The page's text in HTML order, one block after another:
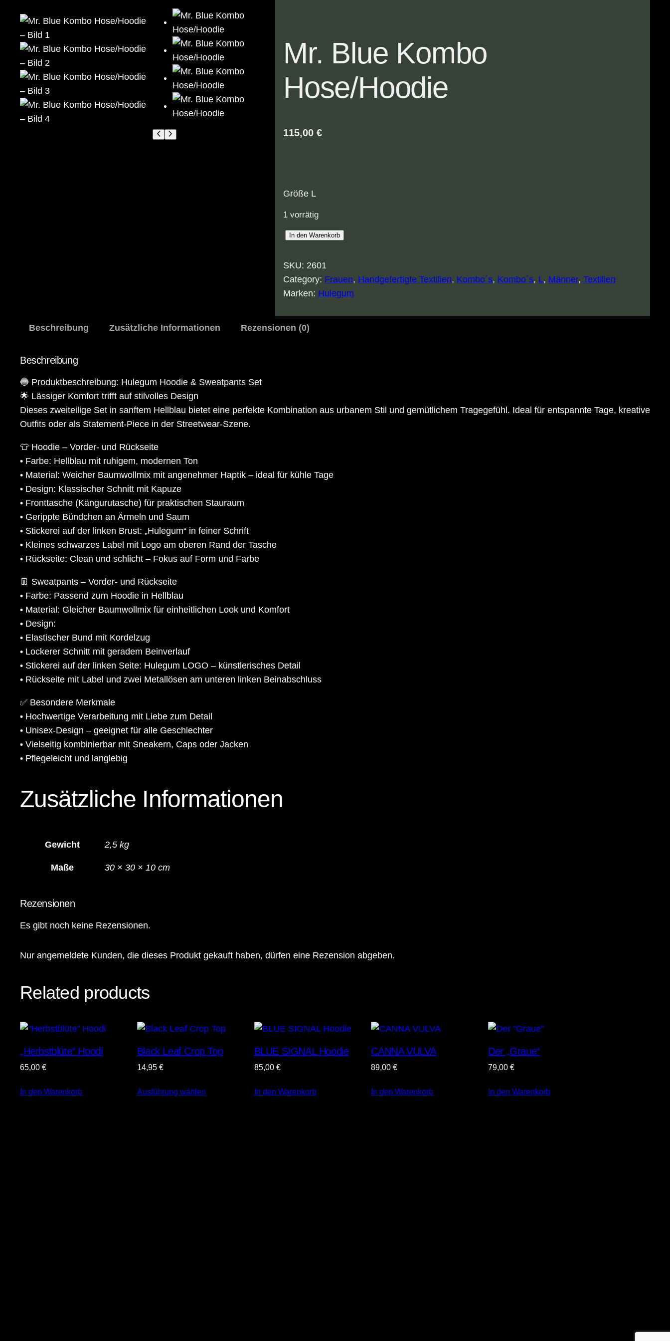
Mr. Blue Kombo
Hose/Hoodie
115,00 €
Größe L
1 vorrätig
M
.
B
l
K
H
e
In den Warenkorb
SKU: 2601
Category: Frauen, Handgefertigte Textilien, Kombo´s, Kombo´s, L, Männer, Textilien
Marken: Hulegum
Beschreibung Zusätzliche Informationen Rezensionen (0)
Beschreibung
🔵 Produktbeschreibung: Hulegum Hoodie & Sweatpants Set
🌟 Lässiger Komfort trifft auf stilvolles Design
Dieses zweiteilige Set in sanftem Hellblau bietet eine perfekte Kombination aus urbanem Stil und gemütlichem Tragegefühl. Ideal für entspannte Tage, kreative
Outfits oder als Statement-Piece in der Streetwear-Szene.
👕 Hoodie – Vorder- und Rückseite
• Farbe: Hellblau mit ruhigem, modernen Ton
• Material: Weicher Baumwollmix mit angenehmer Haptik – ideal für kühle Tage
• Design: Klassischer Schnitt mit Kapuze
• Fronttasche (Kängurutasche) für praktischen Stauraum
• Gerippte Bündchen an Ärmeln und Saum
• Stickerei auf der linken Brust: „Hulegum“ in feiner Schrift
• Kleines schwarzes Label mit Logo am oberen Rand der Tasche
• Rückseite: Clean und schlicht – Fokus auf Form und Farbe
👖 Sweatpants – Vorder- und Rückseite
• Farbe: Passend zum Hoodie in Hellblau
• Material: Gleicher Baumwollmix für einheitlichen Look und Komfort
• Design:
• Elastischer Bund mit Kordelzug
• Lockerer Schnitt mit geradem Beinverlauf
• Stickerei auf der linken Seite: Hulegum LOGO – künstlerisches Detail
• Rückseite mit Label und zwei Metallösen am unteren linken Beinabschluss
✅ Besondere Merkmale
• Hochwertige Verarbeitung mit Liebe zum Detail
• Unisex-Design – geeignet für alle Geschlechter
• Vielseitig kombinierbar mit Sneakern, Caps oder Jacken
• Pflegeleicht und langlebig
Zusätzliche Informationen
Gewicht 2,5 kg
Maße 30 × 30 × 10 cm
Rezensionen
Es gibt noch keine Rezensionen.
Nur angemeldete Kunden, die dieses Produkt gekauft haben, dürfen eine Rezension abgeben.
Related products
„Herbstblüte“ Hoodi
65,00 €
In den Warenkorb
Black Leaf Crop Top
14,95 €
Ausführung wählen
BLUE SIGNAL Hoodie
85,00 €
In den Warenkorb
CANNA VULVA
89,00€
In den Warenkorb
Der „Graue“
79,00€
In den Warenkorb